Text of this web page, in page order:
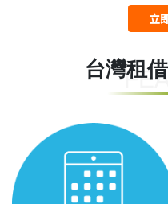
立
台灣租